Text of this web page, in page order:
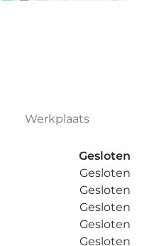
Werkplaats
Gesloten
Gesloten
Gesloten
Gesloten
Gesloten
Gesloten